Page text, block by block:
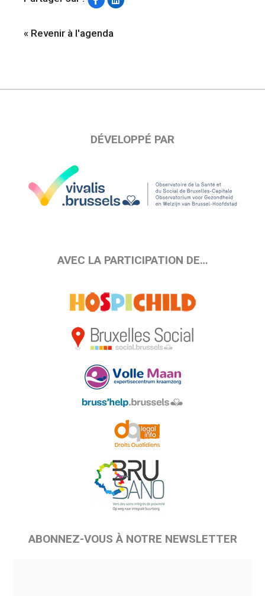
« Revenir à l'agenda
DÉVELOPPÉ PAR
AVEC LA PARTICIPATION DE…
ABONNEZ-VOUS À NOTRE NEWSLETTER